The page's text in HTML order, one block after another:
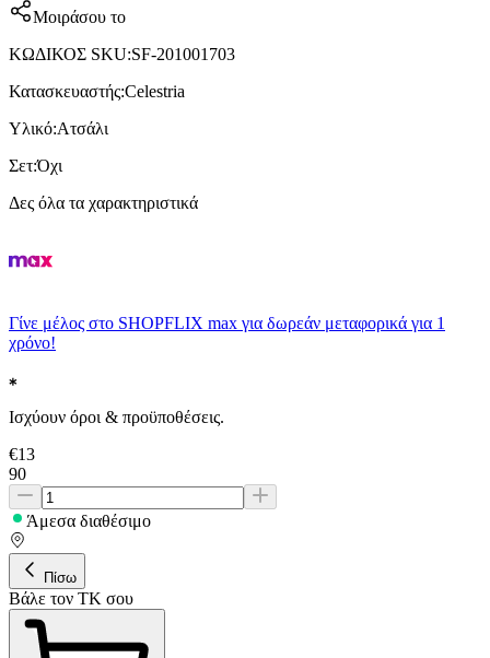
Μοιράσου το
ΚΩΔΙΚΟΣ SKU:SF-201001703
Κατασκευαστής:Celestria
Υλικό:Ατσάλι
Σετ:Όχι
Δες όλα τα χαρακτηριστικά
Γίνε μέλος στο SHOPFLIX max για δωρεάν μεταφορικά για 1
χρόνο!
Ισχύουν όροι & προϋποθέσεις.
€13
90
Άμεσα διαθέσιμο
Πίσω
Βάλε τον ΤΚ σου